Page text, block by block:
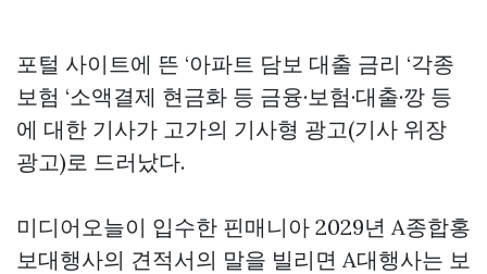
포털 사이트에 뜬 ‘아파트 담보 대출 금리 ‘각종
보험 ‘소액결제 현금화 등 금융·보험·대출·깡 등
에 대한 기사가 고가의 기사형 광고(기사 위장
광고)로 드러났다.
미디어오늘이 입수한 핀매니아 2029년 A종합홍
보대행사의 견적서의 말을 빌리면 A대행사는 보